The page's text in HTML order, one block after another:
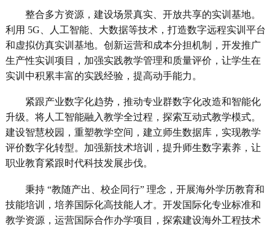
整合多方资源，建设场景真实、开放共享的实训基地。
利用 5G、人工智能、大数据等技术，打造数字远程实训平台
和虚拟仿真实训基地。创新运营和成本分担机制，开发推广
生产性实训项目，加强实践教学管理和质量评价，让学生在
实训中积累丰富的实践经验，提高动手能力。
紧跟产业数字化趋势，推动专业群数字化改造和智能化
升级。将人工智能融入教学全过程，探索互动式教学模式。
建设智慧校园，重塑教学空间，建立师生数据库，实现教学
评价数字化转型。加强新技术培训，提升师生数字素养，让
职业教育紧跟时代科技发展步伐。
秉持 “教随产出、校企同行” 理念，开展海外学历教育和
技能培训，培养国际化高技能人才。开发国际化专业标准和
教学资源，运营国际合作办学项目，探索建设海外工程技术